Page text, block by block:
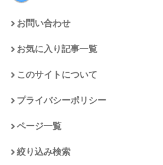
お問い合わせ
お気に入り記事一覧
このサイトについて
プライバシーポリシー
ページ一覧
絞り込み検索